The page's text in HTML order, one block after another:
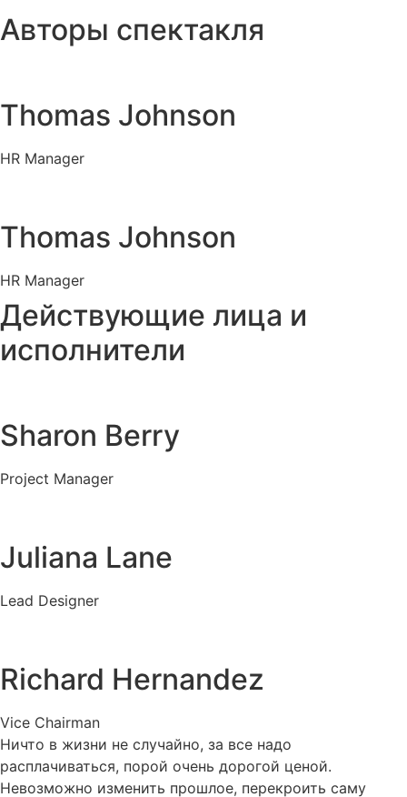
Авторы спектакля
Thomas Johnson
HR Manager
Thomas Johnson
HR Manager
Действующие лица и
исполнители
Sharon Berry
Project Manager
Juliana Lane
Lead Designer
Richard Hernandez
Vice Chairman
Ничто в жизни не случайно, за все надо
расплачиваться, порой очень дорогой ценой.
Невозможно изменить прошлое, перекроить саму